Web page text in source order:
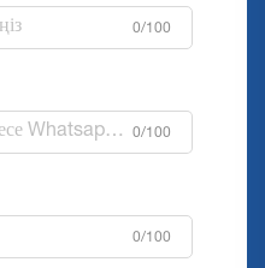
0/100
0/100
0/100